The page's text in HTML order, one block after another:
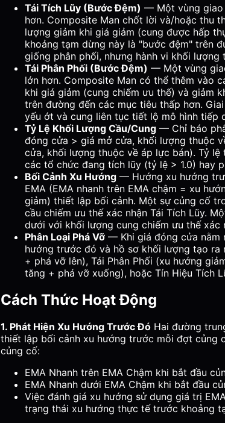
Tái Tích Lũy (Bước Đệm) — Một vùng giao
hơn. Composite Man chốt lời và/hoặc thu
lượng giảm khi giá giảm (cung được hấp
khoảng tạm dừng này là "bước đệm" trên
giống phân phối, nhưng hành vi khối
Tái Phân Phối (Bước Đệm) — Một vùng
lớn hơn. Composite Man có thể thêm vào
khi giá giảm (cung chiếm ưu thế) và giảm
trên đường đến các mục tiêu thấp hơn.
yếu ớt và cung liên tục tiết lộ mô hình tiếp
Tỷ Lệ Khối Lượng Cầu/Cung — Chỉ báo
đóng cửa > giá mở cửa, khối lượng thuộc
cửa, khối lượng thuộc về áp lực bán). Tỷ
các tổ chức đang tích lũy (tỷ lệ > 1.0) hay
Bối Cảnh Xu Hướng — Hướng xu hướng
EMA (EMA nhanh trên EMA chậm = xu
giảm) thiết lập bối cảnh. Một sự củng cố
cầu chiếm ưu thế xác nhận Tái Tích Lũy.
dưới với khối lượng cung chiếm ưu thế xác
Phân Loại Phá Vỡ — Khi giá đóng cửa nằm
hướng trước đó và hồ sơ khối lượng tạo ra
+ phá vỡ lên), Tái Phân Phối (xu hướng
tăng + phá vỡ xuống), hoặc Tín Hiệu Tích
Cách Thức Hoạt Động
1. Phát Hiện Xu Hướng Trước Đó Hai đường
thiết lập bối cảnh xu hướng trước mỗi đợt củng
củng cố:
EMA Nhanh trên EMA Chậm khi bắt đầu
EMA Nhanh dưới EMA Chậm khi bắt đầu
Việc đánh giá xu hướng sử dụng giá trị
trạng thái xu hướng thực tế trước khoảng